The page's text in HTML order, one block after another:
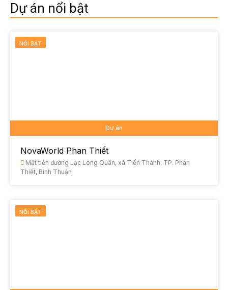
Dự án nổi bật
NỔI BẬT
Dự án
NovaWorld Phan Thiết
Mặt tiền đường Lạc Long Quân, xã Tiến Thành, TP. Phan
Thiết, Bình Thuận
NỔI BẬT